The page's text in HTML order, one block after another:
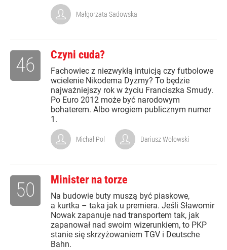
Małgorzata Sadowska
Czyni cuda?
Fachowiec z niezwykłą intuicją czy futbolowe
wcielenie Nikodema Dyzmy? To będzie
najważniejszy rok w życiu Franciszka Smudy.
Po Euro 2012 może być narodowym
bohaterem. Albo wrogiem publicznym numer
1.
46
Michał Pol Dariusz Wołowski
Minister na torze
Na budowie buty muszą być piaskowe,
a kurtka – taka jak u premiera. Jeśli Sławomir
Nowak zapanuje nad transportem tak, jak
zapanował nad swoim wizerunkiem, to PKP
stanie się skrzyżowaniem TGV i Deutsche
Bahn.
50